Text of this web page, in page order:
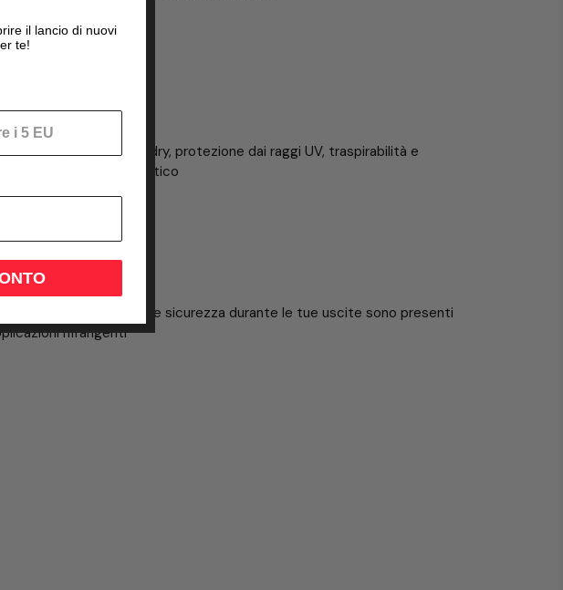
proprietà quick-dry, protezione dai raggi UV, traspirabilità e
in un capo elastico
una maggiore visibilità e sicurezza durante le tue uscite sono presenti
rifrangenti
il lancio di nuovi
te!